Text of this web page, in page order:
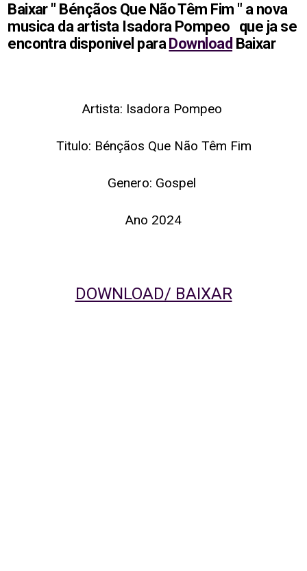
Baixar " Bénçãos Que Não Têm Fim " a nova
musica da artista Isadora Pompeo que ja se
encontra disponivel paraDownload Baixar
Artista: Isadora Pompeo
Titulo: Bénçãos Que Não Têm Fim
Genero: Gospel
Ano 2024
DOWNLOAD/ BAIXAR